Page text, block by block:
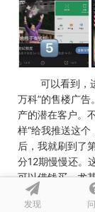
发现
可以看到，进
万科”的售楼广
产的潜在客户。
样“给我推送这
后，我就刷到了
分12期慢慢还。
可以借钱买，尤
好地把握到用户
时候也忍不住直